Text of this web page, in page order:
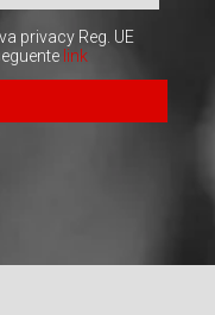
privacy Reg. UE
link